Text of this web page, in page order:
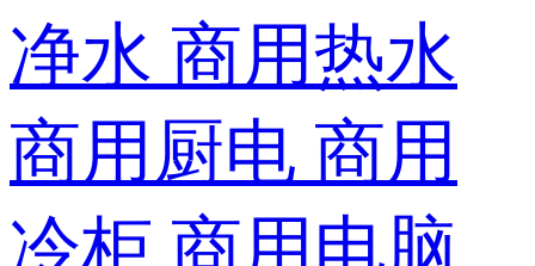
净水 商用热水
商用厨电 商用
冷柜 商用电脑